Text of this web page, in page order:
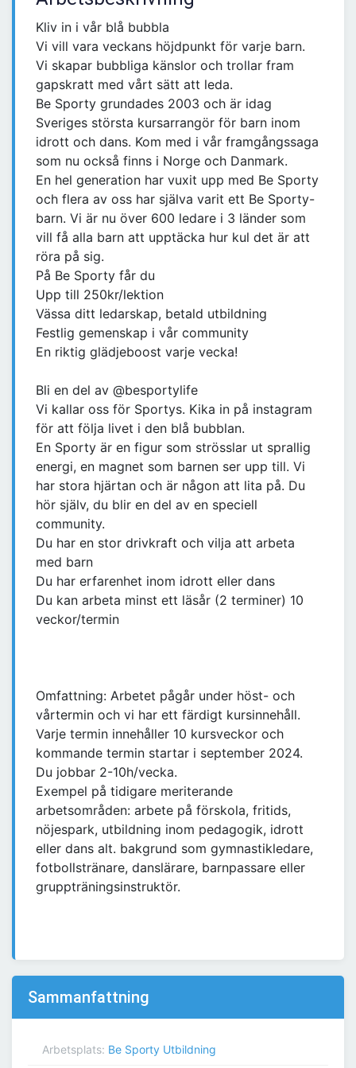
Kliv in i vår blå bubbla
Vi vill vara veckans höjdpunkt för varje barn.
Vi skapar bubbliga känslor och trollar fram
gapskratt med vårt sätt att leda.
Be Sporty grundades 2003 och är idag
Sveriges största kursarrangör för barn inom
idrott och dans. Kom med i vår framgångssaga
som nu också finns i Norge och Danmark.
En hel generation har vuxit upp med Be Sporty
och flera av oss har själva varit ett Be Sporty-
barn. Vi är nu över 600 ledare i 3 länder som
vill få alla barn att upptäcka hur kul det är att
röra på sig.
På Be Sporty får du
Upp till 250kr/lektion
Vässa ditt ledarskap, betald utbildning
Festlig gemenskap i vår community
En riktig glädjeboost varje vecka!
Bli en del av @besportylife
Vi kallar oss för Sportys. Kika in på instagram
för att följa livet i den blå bubblan.
En Sporty är en figur som strösslar ut sprallig
energi, en magnet som barnen ser upp till. Vi
har stora hjärtan och är någon att lita på. Du
hör själv, du blir en del av en speciell
community.
Du har en stor drivkraft och vilja att arbeta
med barn
Du har erfarenhet inom idrott eller dans
Du kan arbeta minst ett läsår (2 terminer) 10
veckor/termin
Omfattning: Arbetet pågår under höst- och
vårtermin och vi har ett färdigt kursinnehåll.
Varje termin innehåller 10 kursveckor och
kommande termin startar i september 2024.
Du jobbar 2-10h/vecka.
Exempel på tidigare meriterande
arbetsområden: arbete på förskola, fritids,
nöjespark, utbildning inom pedagogik, idrott
eller dans alt. bakgrund som gymnastikledare,
fotbollstränare, danslärare, barnpassare eller
gruppträningsinstruktör.
Sammanfattning
Arbetsplats: Be Sporty Utbildning